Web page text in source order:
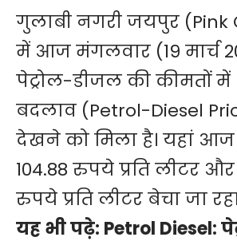
गुलाबी नगरी जयपुर (Pink
में आज मंगलवार (19 मार्च
पेट्रोल-डीजल की कीमतों
बदलाव (Petrol-Diesel
देखने को मिला है। यहां आज
104.88 रुपये प्रति लीटर
रुपये प्रति लीटर बेचा जा
यह भी पढ़े: Petrol Diesel: